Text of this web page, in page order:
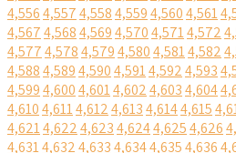
4,5564,5574,5584,5594,5604,561
4,5674,5684,5694,5704,5714,572
4,5774,5784,5794,5804,5814,582
4,5884,5894,5904,5914,5924,593
4,5994,6004,6014,6024,6034,604
4,6104,6114,6124,6134,6144,615
4,6214,6224,6234,6244,6254,626
4,6314,6324,6334,6344,6354,636